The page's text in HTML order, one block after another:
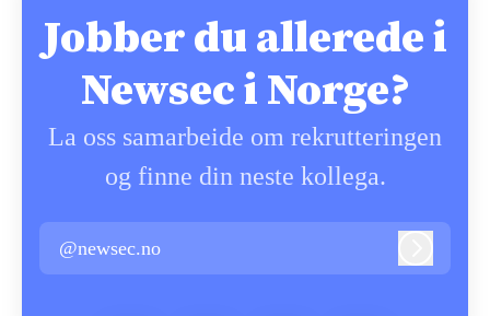
Jobber du allerede i
Newsec i Norge?
La oss samarbeide om rekrutteringen
og finne din neste kollega.
@newsec.no